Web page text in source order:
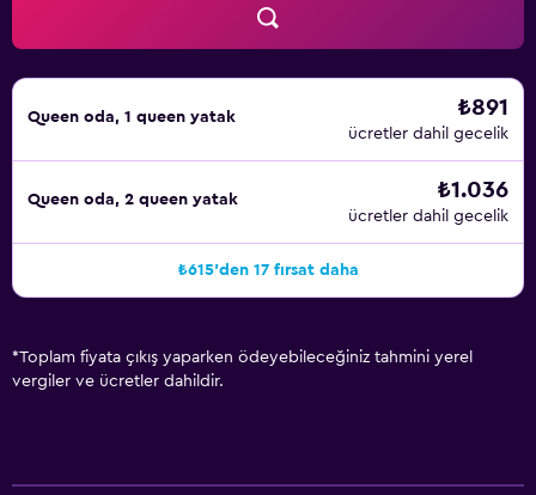
Queen oda, 1 queen yatak ₺891
ücretler dahil gecelik
Queen oda, 2 queen yatak ₺1.036
ücretler dahil gecelik
₺615'den 17 fırsat daha
*Toplam fiyata çıkış yaparken ödeyebileceğiniz tahmini yerel
vergiler ve ücretler dahildir.